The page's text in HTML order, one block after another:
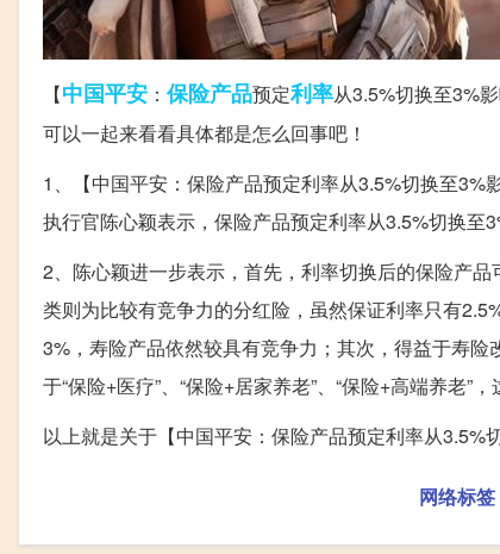
【中国平安 ： 保险产品预定利率从3.5%切换至3%
可以一起来看看具体都是怎么回事吧！
1、【中国平安：保险产品预定利率从3.5%切换至
执行官陈心颖表示，保险产品预定利率从3.5%切换至
2、陈心颖进一步表示，首先，利率切换后的保险产
类则为比较有竞争力的分红险，虽然保证利率只有
3%，寿险产品依然较具有竞争力；其次，得益于寿
于“保险+医疗”、“保险+居家养老”、“保险+高端养老”
以上就是关于【中国平安：保险产品预定利率从3.5%
网络标签